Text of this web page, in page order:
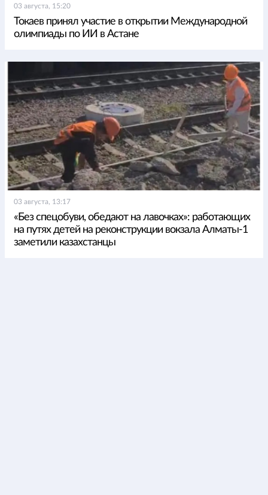
03 августа, 15:20
Токаев принял участие в открытии Международной
олимпиады по ИИ в Астане
03 августа, 13:17
«Без спецобуви, обедают на лавочках»: работающих
на путях детей на реконструкции вокзала Алматы-1
заметили казахстанцы